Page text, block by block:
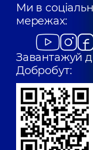
Ми в
мережах:
Завантажуй
Добробут: